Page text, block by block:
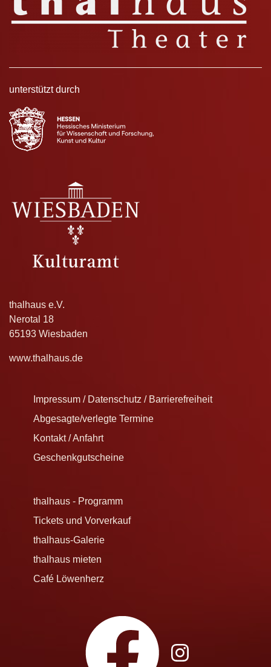
unterstützt durch
thalhaus e.V.
Nerotal 18
65193 Wiesbaden
www.thalhaus.de
Impressum / Datenschutz / Barrierefreiheit
Abgesagte/verlegte Termine
Kontakt / Anfahrt
Geschenkgutscheine
thalhaus - Programm
Tickets und Vorverkauf
thalhaus-Galerie
thalhaus mieten
Café Löwenherz